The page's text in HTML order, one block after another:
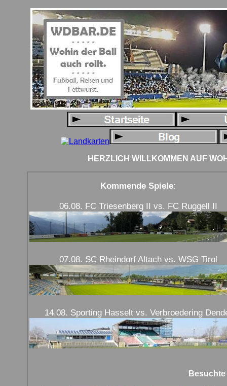
HERZLICH WILLKOMMEN AUF
Kommende Spiele:
06.08. FC Triesenberg II vs. FC Ruggell II
07.08. SC Rheindorf Altach vs. WSG Tirol
14.08. Sporting Hasselt vs. Verbroedering